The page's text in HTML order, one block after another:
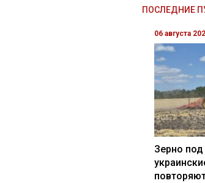
ПОСЛЕДНИЕ
06 августа
Зерно